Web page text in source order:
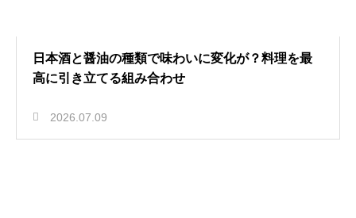
日本酒と醤油の種類で味わいに変化が？料理を最
高に引き立てる組み合わせ
2026.07.09